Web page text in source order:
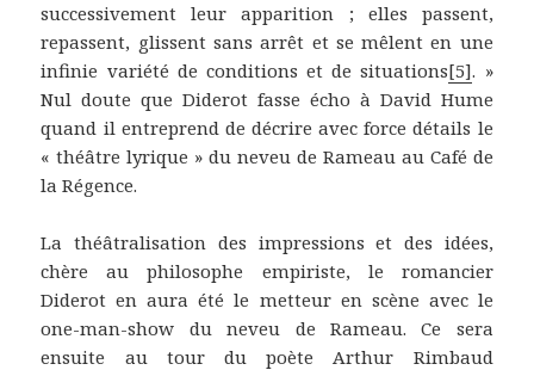
successivement leur apparition ; elles passent,
repassent, glissent sans arrêt et se mêlent en une
infinie variété de conditions et de situations[5]. »
Nul doute que Diderot fasse écho à David Hume
quand il entreprend de décrire avec force détails le
« théâtre lyrique » du neveu de Rameau au Café de
la Régence.
La théâtralisation des impressions et des idées,
chère au philosophe empiriste, le romancier
Diderot en aura été le metteur en scène avec le
one-man-show du neveu de Rameau. Ce sera
ensuite au tour du poète Arthur Rimbaud